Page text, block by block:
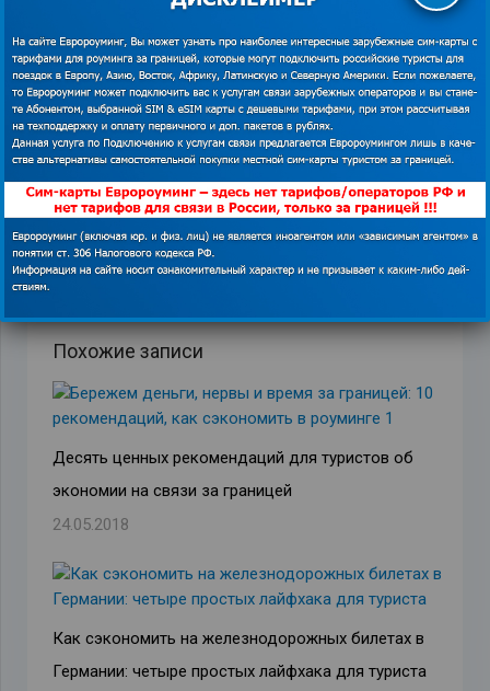
ПРЕДЫДУЩАЯ ЗАПИСЬ СЛЕДУЮЩАЯ ЗАПИСЬ
Похожие записи
Десять ценных рекомендаций для туристов об
экономии на связи за границей
24.05.2018
Как сэкономить на железнодорожных билетах в
Германии: четыре простых лайфхака для туриста